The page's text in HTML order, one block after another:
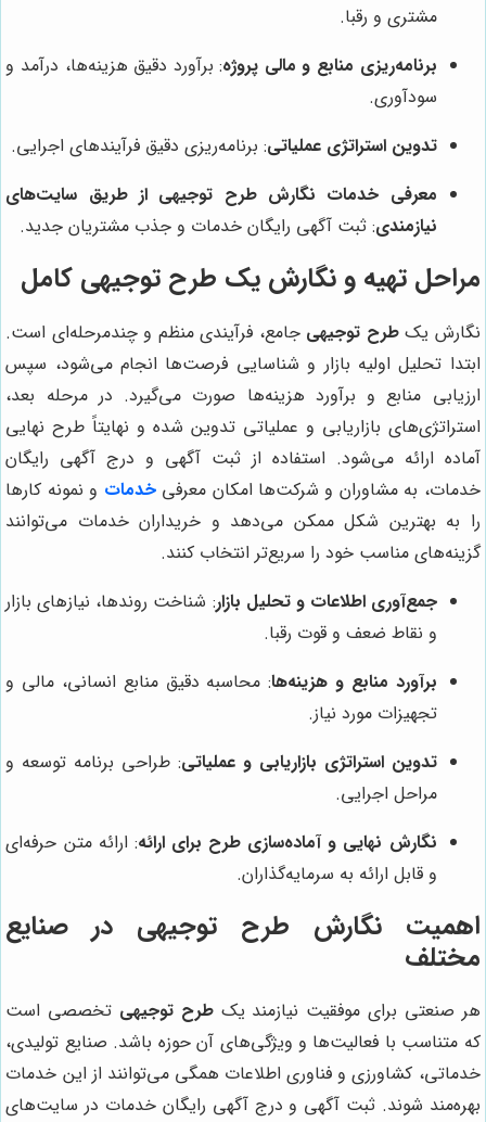
مشتری و رقبا.
برنامه‌ریزی منابع و مالی پروژه: برآورد دقیق هزینه‌ها، درآمد و
سودآوری.
تدوین استراتژی عملیاتی: برنامه‌ریزی دقیق فرآیندهای اجرایی.
معرفی خدمات نگارش طرح توجیهی از طریق سایت‌های
نیازمندی: ثبت آگهی رایگان خدمات و جذب مشتریان جدید.
مراحل تهیه و نگارش یک طرح توجیهی کامل
نگارش یکطرح توجیهی جامع، فرآیندی منظم و چندمرحله‌ای است.
ابتدا تحلیل اولیه بازار و شناسایی فرصت‌ها انجام می‌شود، سپس
ارزیابی منابع و برآورد هزینه‌ها صورت می‌گیرد. در مرحله بعد،
استراتژی‌های بازاریابی و عملیاتی تدوین شده و نهایتاً طرح نهایی
آماده ارائه می‌شود. استفاده از ثبت آگهی و درج آگهی رایگان
خدمات، به مشاوران و شرکت‌ها امکان معرفیخدمات و نمونه کارها
را به بهترین شکل ممکن می‌دهد و خریداران خدمات می‌توانند
گزینه‌های مناسب خود را سریع‌تر انتخاب کنند.
جمع‌آوری اطلاعات و تحلیل بازار: شناخت روندها، نیازهای بازار
و نقاط ضعف و قوت رقبا.
برآورد منابع و هزینه‌ها: محاسبه دقیق منابع انسانی، مالی و
تجهیزات مورد نیاز.
تدوین استراتژی بازاریابی و عملیاتی: طراحی برنامه توسعه و
مراحل اجرایی.
نگارش نهایی و آماده‌سازی طرح برای ارائه: ارائه متن حرفه‌ای
و قابل ارائه به سرمایه‌گذاران.
اهمیت نگارش طرح توجیهی در صنایع
مختلف
هر صنعتی برای موفقیت نیازمند یکطرح توجیهی تخصصی است
که متناسب با فعالیت‌ها و ویژگی‌های آن حوزه باشد. صنایع تولیدی،
خدماتی، کشاورزی و فناوری اطلاعات همگی می‌توانند از این خدمات
بهره‌مند شوند. ثبت آگهی و درج آگهی رایگان خدمات در سایت‌های